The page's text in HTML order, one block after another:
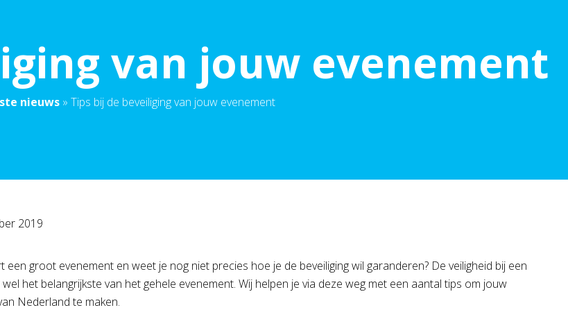
van jouw evenement
nieuws» Tips bij de beveiliging van jouw evenement
2019
een groot evenement en weet je nog niet precies hoe je de beveiliging wil garanderen? De veiligheid bij een
het belangrijkste van het gehele evenement. Wij helpen je via deze weg met een aantal tips om jouw
Nederland te maken.